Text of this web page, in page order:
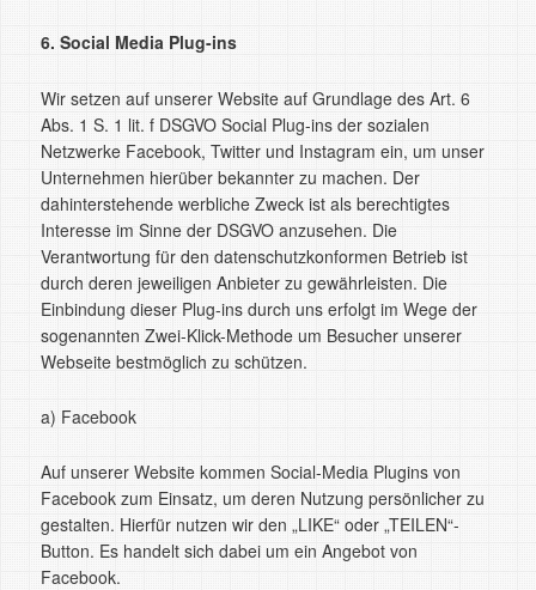
6. Social Media Plug-ins
Wir setzen auf unserer Website auf Grundlage des Art. 6
Abs. 1 S. 1 lit. f DSGVO Social Plug-ins der sozialen
Netzwerke Facebook, Twitter und Instagram ein, um unser
Unternehmen hierüber bekannter zu machen. Der
dahinterstehende werbliche Zweck ist als berechtigtes
Interesse im Sinne der DSGVO anzusehen. Die
Verantwortung für den datenschutzkonformen Betrieb ist
durch deren jeweiligen Anbieter zu gewährleisten. Die
Einbindung dieser Plug-ins durch uns erfolgt im Wege der
sogenannten Zwei-Klick-Methode um Besucher unserer
Webseite bestmöglich zu schützen.
a) Facebook
Auf unserer Website kommen Social-Media Plugins von
Facebook zum Einsatz, um deren Nutzung persönlicher zu
gestalten. Hierfür nutzen wir den „LIKE“ oder „TEILEN“-
Button. Es handelt sich dabei um ein Angebot von
Facebook.